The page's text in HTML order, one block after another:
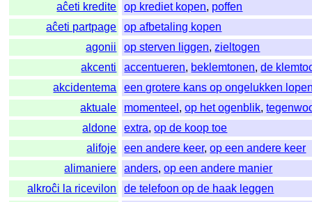
aĉeti kredite
op krediet kopen, poffen
aĉeti partpage
op afbetaling kopen
agonii
op sterven liggen,zieltogen
akcenti
accentueren, beklemtonen,de
akcidentema
een grotere kans op ongelukken
aktuale
momenteel ,op het ogenblik,
aldone
extra,op de koop toe
alifoje
een andere keer,op een andere keer
alimaniere
anders,op een andere manier
alkroĉi la ricevilon
de telefoon op de haak leggen